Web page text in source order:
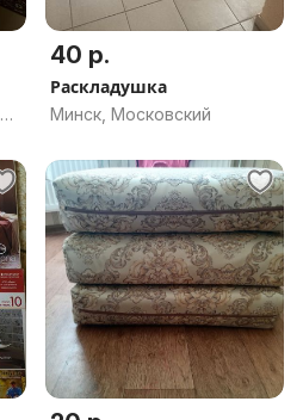
40 р.
Раскладушка
Минск, Московский